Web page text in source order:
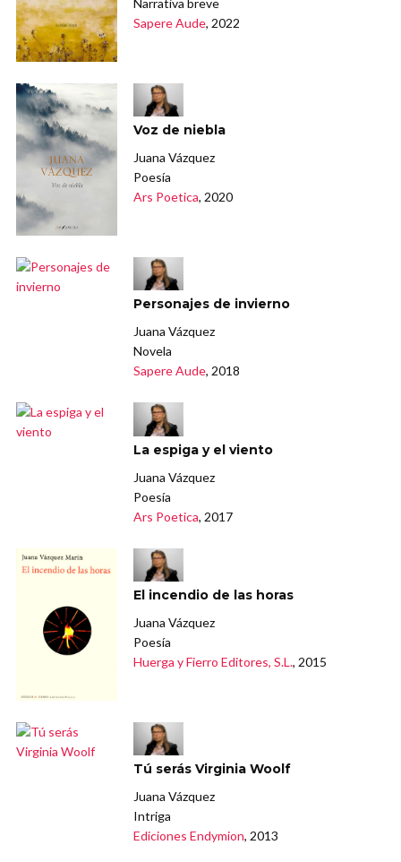
Narrativa breve
Sapere Aude, 2022
Voz de niebla
Juana Vázquez
Poesía
Ars Poetica, 2020
Personajes de invierno
Juana Vázquez
Novela
Sapere Aude, 2018
La espiga y el viento
Juana Vázquez
Poesía
Ars Poetica, 2017
El incendio de las horas
Juana Vázquez
Poesía
Huerga y Fierro Editores, S.L., 2015
Tú serás Virginia Woolf
Juana Vázquez
Intriga
Ediciones Endymion, 2013